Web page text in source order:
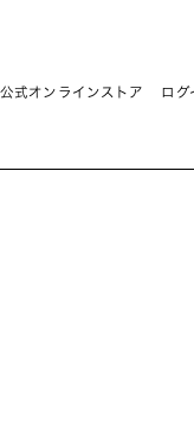
式オンラインストア ログ